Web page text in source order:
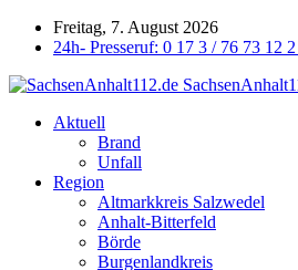
Freitag, 7. August 2026
24h- Presseruf: 0 17 3 / 76 73 12
Aktuell
Brand
Unfall
Region
Altmarkkreis Salzwedel
Anhalt-Bitterfeld
Börde
Burgenlandkreis